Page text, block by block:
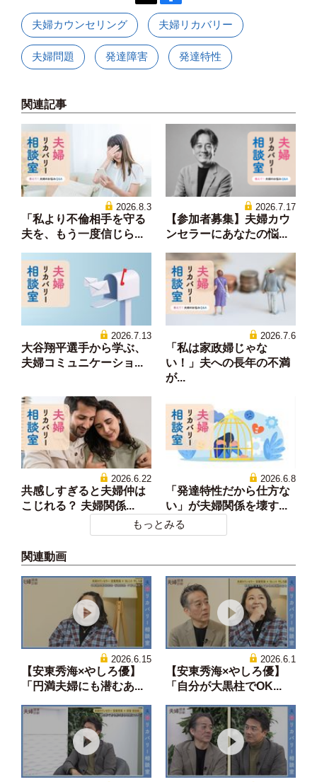
夫婦カウンセリング 夫婦リカバリー
夫婦問題 発達障害 発達特性
関連記事
2026.8.3
「私より不倫相手を守る
夫を、もう一度信じら...
2026.7.17
【参加者募集】夫婦カウ
ンセラーにあなたの悩...
2026.7.13
大谷翔平選手から学ぶ、
夫婦コミュニケーショ...
2026.7.6
「私は家政婦じゃな
い！」夫への長年の不満
が...
2026.6.22
共感しすぎると夫婦仲は
こじれる？ 夫婦関係...
2026.6.8
「発達特性だから仕方な
い」が夫婦関係を壊す...
もっとみる
関連動画
2026.6.15
【安東秀海×やしろ優】
「円満夫婦にも潜むあ...
2026.6.1
【安東秀海×やしろ優】
「自分が大黒柱でOK...